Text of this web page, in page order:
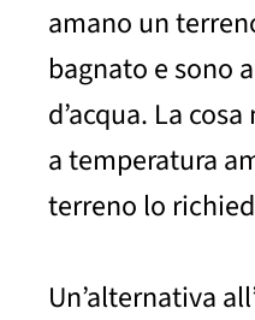
amano un
bagnato e sono
d’acqua. La
a temperatura
terreno lo
Un’alternativa